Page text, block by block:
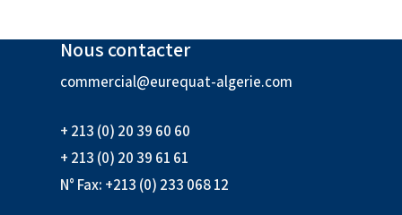
Nous contacter
commercial@eurequat-algerie.com
+ 213 (0) 20 39 60 60
+ 213 (0) 20 39 61 61
N° Fax: +213 (0) 233 068 12